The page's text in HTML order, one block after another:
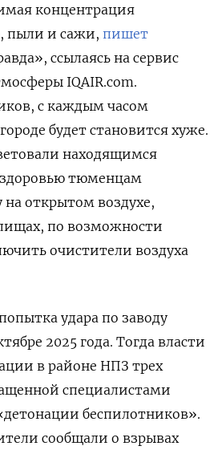
концентрация
пыли и сажи, пишет
ссылаясь на сервис
IQAIR.com.
с каждым часом
будет становится хуже.
находящимся
здоровью тюменцам
на открытом воздухе,
по возможности
очистители воздуха
удара по заводу
2025 года. Тогда власти
в районе НПЗ трех
специалистами
беспилотников».
сообщали о взрывах